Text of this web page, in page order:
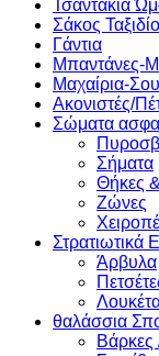
Τσαντάκια
Σάκος
Γάντια
Μπαντάνες-
Μαχαίρια-
Ακονιστές/
Σώματα
Σήματα
Θήκες
Ζώνες
Στρατιωτικά
Άρβυλα
θαλάσσια